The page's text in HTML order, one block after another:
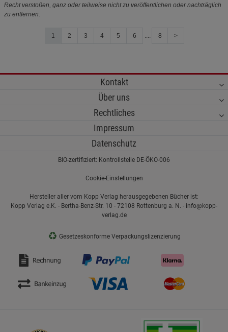
Recht verstoßen, ganz oder teilweise nicht zu veröffentlichen oder nachträglich
zu entfernen.
1 2 3 4 5 6 .... 8 >
Kontakt
Über uns
Rechtliches
Impressum
Datenschutz
BIO-zertifiziert: Kontrollstelle DE-ÖKO-006
Cookie-Einstellungen
Hersteller aller vom Kopp Verlag herausgegebenen Bücher ist:
Kopp Verlag e.K. - Bertha-Benz-Str. 10 - 72108 Rottenburg a. N. - info@kopp-
verlag.de
♻ Gesetzeskonforme Verpackungslizenzierung